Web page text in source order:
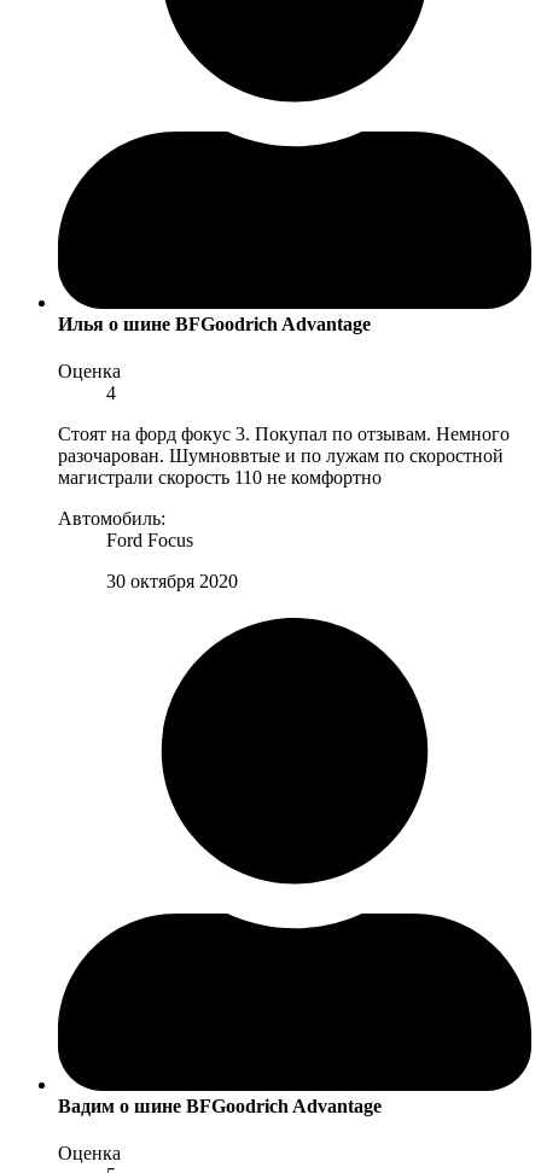
Илья о шине BFGoodrich Advantage
Оценка
4
Стоят на форд фокус 3. Покупал по отзывам. Немного
разочарован. Шумноввтые и по лужам по скоростной
магистрали скорость 110 не комфортно
Автомобиль:
Ford Focus
30 октября 2020
Вадим о шине BFGoodrich Advantage
Оценка